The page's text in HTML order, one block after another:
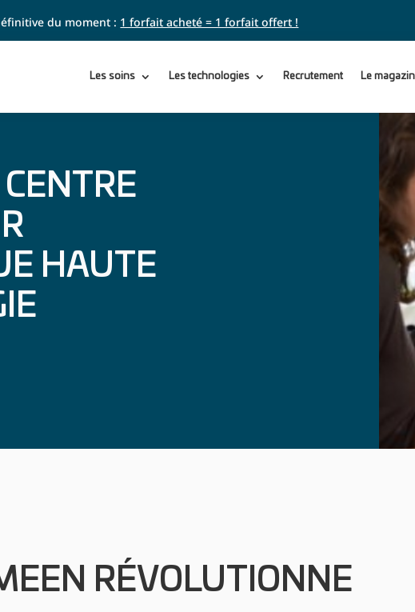
du moment : 1 forfait acheté = 1 forfait offert !
Les soins Les technologies Recrutement Le
CENTRE
HAUTE
RÉVOLUTIONNE